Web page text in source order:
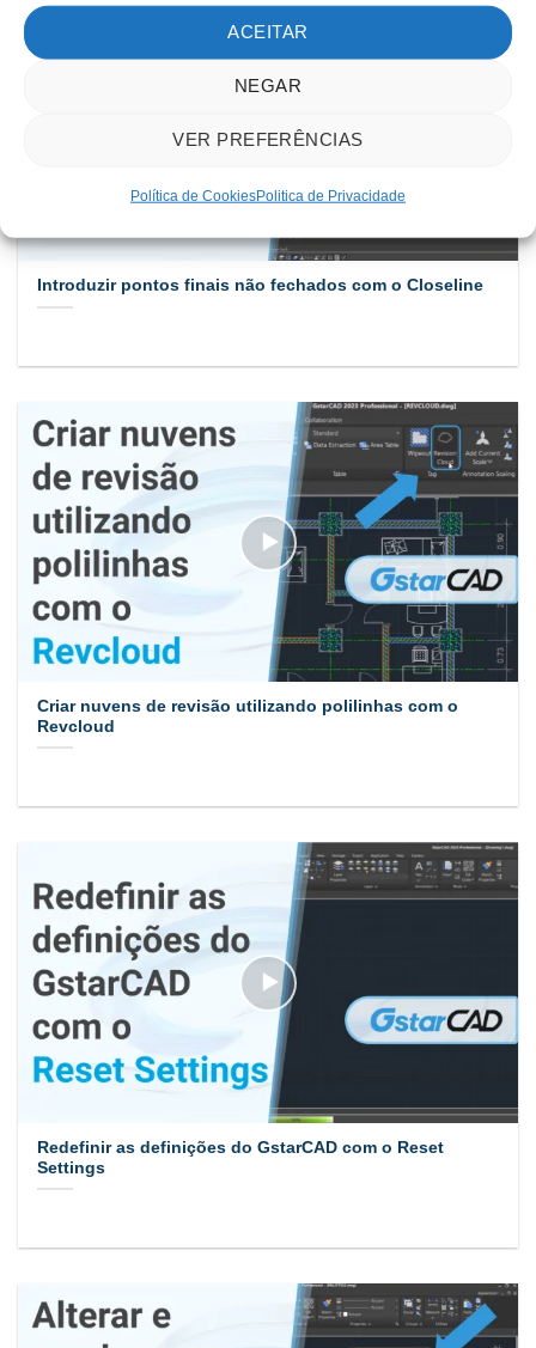
ACEITAR
NEGAR
VER PREFERÊNCIAS
Política de CookiesPolitica de Privacidade
Introduzir pontos finais não fechados com o Closeline
Criar nuvens de revisão utilizando polilinhas com o
Revcloud
Redefinir as definições do GstarCAD com o Reset
Settings